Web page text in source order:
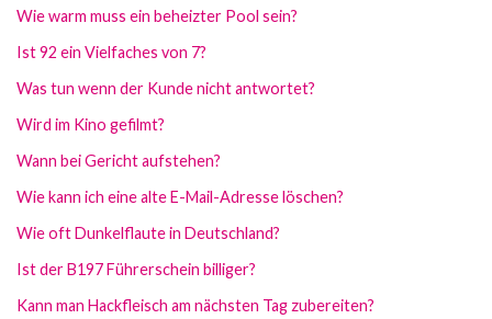
Wie warm muss ein beheizter Pool sein?
Ist 92 ein Vielfaches von 7?
Was tun wenn der Kunde nicht antwortet?
Wird im Kino gefilmt?
Wann bei Gericht aufstehen?
Wie kann ich eine alte E-Mail-Adresse löschen?
Wie oft Dunkelflaute in Deutschland?
Ist der B197 Führerschein billiger?
Kann man Hackfleisch am nächsten Tag zubereiten?